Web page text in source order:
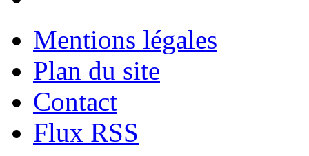
Mentions légales
Plan du site
Contact
Flux RSS